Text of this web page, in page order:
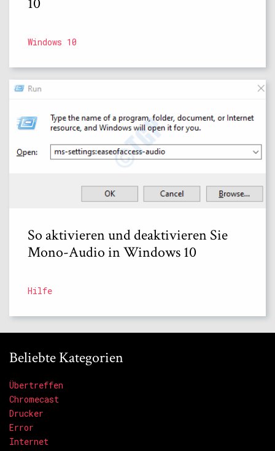
Windows 10
So aktivieren und deaktivieren Sie
Mono-Audio in Windows 10
Hilfe
Beliebte Kategorien
Übertreffen
Chromecast
Drucker
Error
Internet